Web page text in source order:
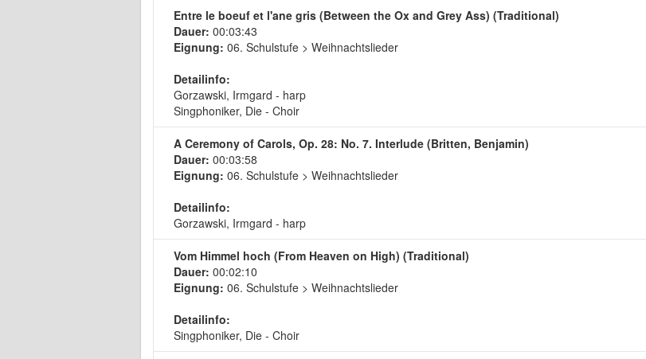
Entre le boeuf et l'ane gris (Between the Ox and Grey Ass) (Traditional)
Dauer: 00:03:43
Eignung: 06. Schulstufe > Weihnachtslieder
Detailinfo:
Gorzawski, Irmgard - harp
Singphoniker, Die - Choir
A Ceremony of Carols, Op. 28: No. 7. Interlude (Britten, Benjamin)
Dauer: 00:03:58
Eignung: 06. Schulstufe > Weihnachtslieder
Detailinfo:
Gorzawski, Irmgard - harp
Vom Himmel hoch (From Heaven on High) (Traditional)
Dauer: 00:02:10
Eignung: 06. Schulstufe > Weihnachtslieder
Detailinfo:
Singphoniker, Die - Choir